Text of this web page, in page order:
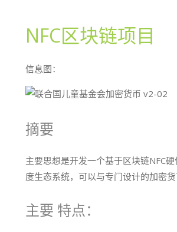
NFC区块链项目
信息图：
摘要
主要思想是开发一个基于区块链NFC
度生态系统，可以与专门设计的加密货
主要 特点：